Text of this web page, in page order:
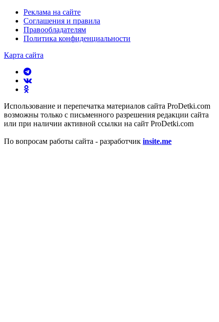
Реклама на сайте
Соглашения и правила
Правообладателям
Политика конфиденциальности
Карта сайта
Использование и перепечатка материалов сайта ProDetki.com
возможны только с письменного разрешения редакции сайта
или при наличии активной ссылки на сайт ProDetki.com
По вопросам работы сайта - разработчик insite.me